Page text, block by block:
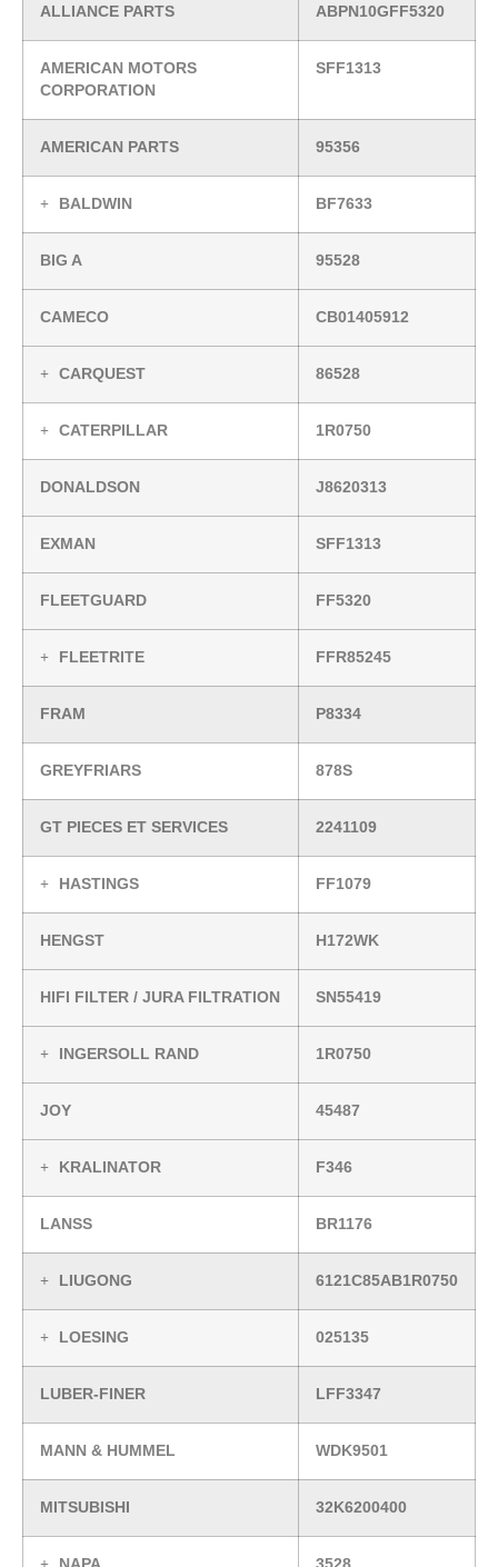
ALLIANCE PARTS ABPN10GFF5320
AMERICAN MOTORS
CORPORATION
SFF1313
AMERICAN PARTS 95356
BALDWIN BF7633
BIG A 95528
CAMECO CB01405912
CARQUEST 86528
CATERPILLAR 1R0750
DONALDSON J8620313
EXMAN SFF1313
FLEETGUARD FF5320
FLEETRITE FFR85245
FRAM P8334
GREYFRIARS 878S
GT PIECES ET SERVICES 2241109
HASTINGS FF1079
HENGST H172WK
HIFI FILTER / JURA FILTRATION SN55419
INGERSOLL RAND 1R0750
JOY 45487
KRALINATOR F346
LANSS BR1176
LIUGONG 6121C85AB1R0750
LOESING 025135
LUBER-FINER LFF3347
MANN & HUMMEL WDK9501
MITSUBISHI 32K6200400